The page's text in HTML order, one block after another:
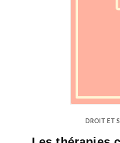
DROIT ET